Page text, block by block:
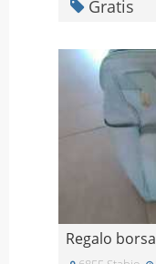
Gratis
Regalo borsa